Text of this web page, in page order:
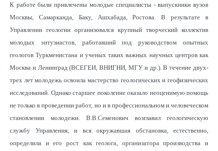
К работе были привлечены молодые специалисты - выпускники вузов
Москвы, Самарканда, Баку, Ашхабада, Ростова. В результате в
Управлении геологии организовался крупный творческий коллектив
молодых энтузиастов, работавший под руководством опытных
геологов Туркменистана и ученых таких важных научных центров как
Москва и Ленинград (ВСЕГЕИ, ВНИГНИ, МГУ и др.). В течение двух-
трех лет молодежь освоила мастерство геологических и геофизических
исследований. Однако старшее поколение оказало неоценимую помощь
не только в проведении работ, но и в профессиональном и человеческом
становлении молодежи. В.В.Семенович возглавил геологическую
службу Управления, и вся окружавшая обстановка, естественно,
определила и его рост как геолога, организатора производства и